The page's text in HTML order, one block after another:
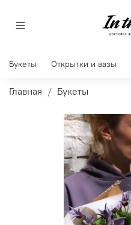
Букеты Открытки и вазы
Главная Букеты